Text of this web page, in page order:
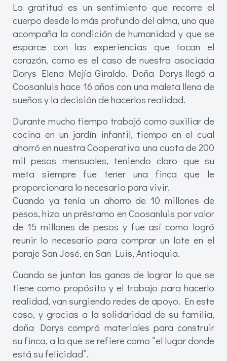
La gratitud es un sentimiento que recorre el
cuerpo desde lo más profundo del alma, uno que
acompaña la condición de humanidad y que se
esparce con las experiencias que tocan el
corazón, como es el caso de nuestra asociada
Dorys Elena Mejía Giraldo. Doña Dorys llegó a
Coosanluis hace 16 años con una maleta llena de
sueños y la decisión de hacerlos realidad.
Durante mucho tiempo trabajó como auxiliar de
cocina en un jardín infantil, tiempo en el cual
ahorró en nuestra Cooperativa una cuota de 200
mil pesos mensuales, teniendo claro que su
meta siempre fue tener una finca que le
proporcionara lo necesario para vivir.
Cuando ya tenía un ahorro de 10 millones de
pesos, hizo un préstamo en Coosanluis por valor
de 15 millones de pesos y fue así como logró
reunir lo necesario para comprar un lote en el
paraje San José, en San Luis, Antioquia.
Cuando se juntan las ganas de lograr lo que se
tiene como propósito y el trabajo para hacerlo
realidad, van surgiendo redes de apoyo. En este
caso, y gracias a la solidaridad de su familia,
doña Dorys compró materiales para construir
su finca, a la que se refiere como “el lugar donde
está su felicidad”.